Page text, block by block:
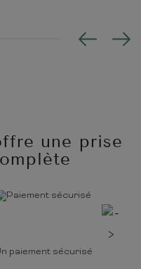
une prise
paiement sécurisé